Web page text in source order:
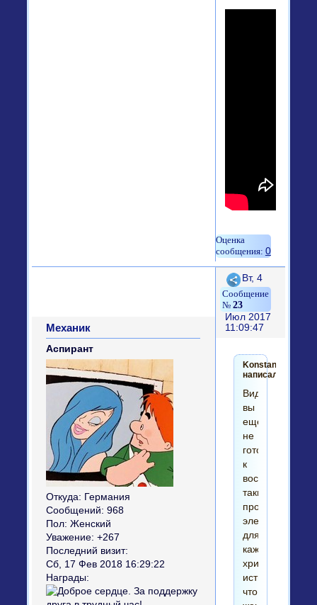
0
Поделиться
23
Вт, 4
Июл 2017
11:09:47
Механик
Аспирант
Откуда: Германия
Сообщений: 968
Пол: Женский
Уважение: +267
Последний визит:
Сб, 17 Фев 2018 16:29:22
Награды:
Konstantinys2
написал(а):
Видимо
вы
еще
не
готовы
к
восприятию
таких
простых,
элементарных
для
каждого
христианина
истин,
что